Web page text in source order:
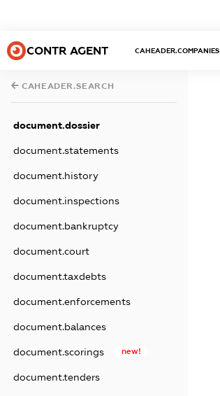
CONTR AGENT CAHEADER.COMPANIES
CAHEADER.SEARCH
document.dossier
document.statements
document.history
document.inspections
document.bankruptcy
document.court
document.taxdebts
document.enforcements
document.balances
document.scorings new!
document.tenders